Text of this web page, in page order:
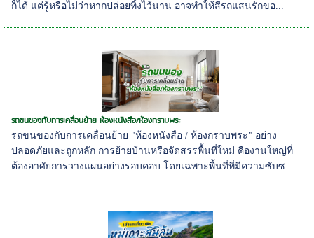
ก็ได้ แต่รู้หรือไม่ว่าหากปล่อยทิ้งไว้นาน อาจทำให้สีรถแสนรักขอ...
รถขนของกับการเคลื่อนย้าย ห้องหนังสือ/ห้องกราบพระ
รถขนของกับการเคลื่อนย้าย "ห้องหนังสือ / ห้องกราบพระ" อย่าง
ปลอดภัยและถูกหลัก การย้ายบ้านหรือจัดสรรพื้นที่ใหม่ คืองานใหญ่ที่
ต้องอาศัยการวางแผนอย่างรอบคอบ โดยเฉพาะพื้นที่ที่มีความซับซ...